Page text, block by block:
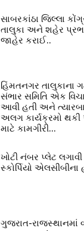
સાબરકાંઠા જિલ્લા
તાલુકા અને શહેર
જાહેર કરાઈ..
હિંમતનગર તાલુકાના
સંભાર સમિતિ એક
આવી હતી અને
અલગ કાર્યક્રમો થકી
માટે કામગીરી...
ખોટી નંબર પ્લેટ
સ્કોર્પિયો
ગુજરાત-રાજસ્થાનમાં